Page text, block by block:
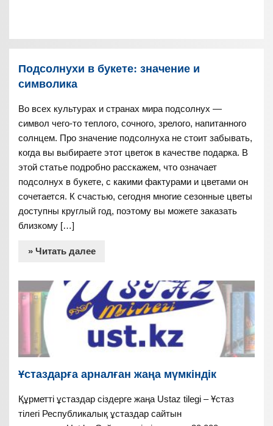
Подсолнухи в букете: значение и
символика
Во всех культурах и странах мира подсолнух —
символ чего-то теплого, сочного, зрелого, напитанного
солнцем. Про значение подсолнуха не стоит забывать,
когда вы выбираете этот цветок в качестве подарка. В
этой статье подробно расскажем, что означает
подсолнух в букете, с какими фактурами и цветами он
сочетается. К счастью, сегодня многие сезонные цветы
доступны круглый год, поэтому вы можете заказать
близкому […]
» Читать далее
Ұстаздарға арналған жаңа мүмкіндік
Құрметті ұстаздар сіздерге жаңа Ustaz tilegi – Ұстаз
тілегі Республикалық ұстаздар сайтын